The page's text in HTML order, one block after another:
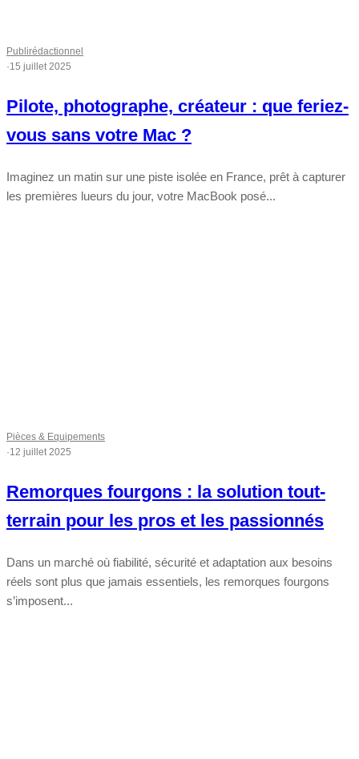
Publirédactionnel
·15 juillet 2025
Pilote, photographe, créateur : que feriez-
vous sans votre Mac ?
Imaginez un matin sur une piste isolée en France, prêt à capturer
les premières lueurs du jour, votre MacBook posé...
Pièces & Equipements
·12 juillet 2025
Remorques fourgons : la solution tout-
terrain pour les pros et les passionnés
Dans un marché où fiabilité, sécurité et adaptation aux besoins
réels sont plus que jamais essentiels, les remorques fourgons
s’imposent...